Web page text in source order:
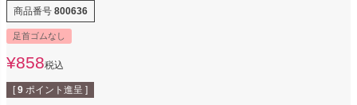
商品番号 800636
足首ゴムなし
¥858税込
[ 9 ポイント進呈 ]